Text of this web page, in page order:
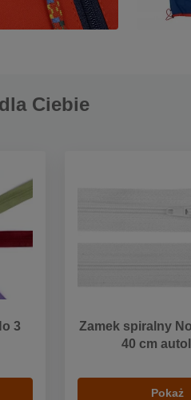
Ciebie
3
Zamek spiralny
40 cm
Pokaż